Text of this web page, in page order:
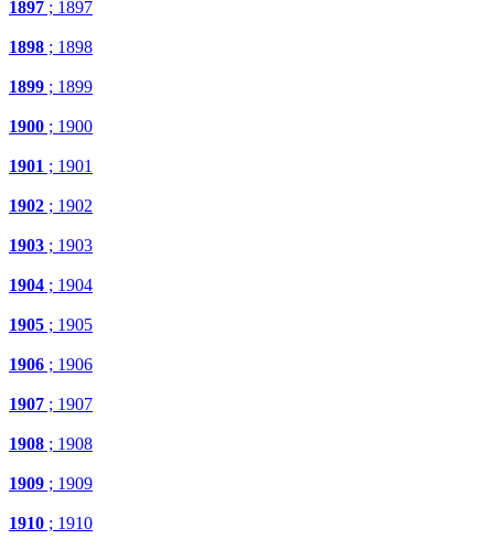
1897 ; 1897
1898 ; 1898
1899 ; 1899
1900 ; 1900
1901 ; 1901
1902 ; 1902
1903 ; 1903
1904 ; 1904
1905 ; 1905
1906 ; 1906
1907 ; 1907
1908 ; 1908
1909 ; 1909
1910 ; 1910